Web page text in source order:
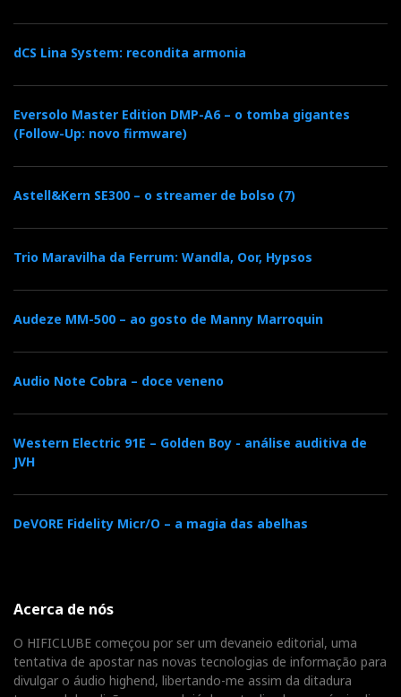
dCS Lina System: recondita armonia
Eversolo Master Edition DMP-A6 – o tomba gigantes
(Follow-Up: novo firmware)
Astell&Kern SE300 – o streamer de bolso (7)
Trio Maravilha da Ferrum: Wandla, Oor, Hypsos
Audeze MM-500 – ao gosto de Manny Marroquin
Audio Note Cobra – doce veneno
Western Electric 91E – Golden Boy - análise auditiva de
JVH
DeVORE Fidelity Micr/O – a magia das abelhas
Acerca de nós
O HIFICLUBE começou por ser um devaneio editorial, uma
tentativa de apostar nas novas tecnologias de informação para
divulgar o áudio highend, libertando-me assim da ditadura